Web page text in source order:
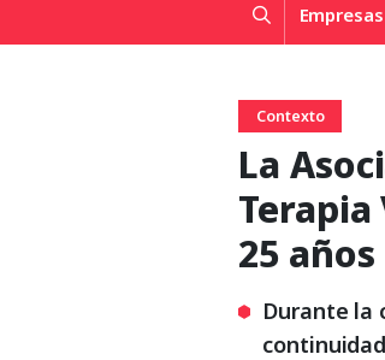
Empresas
Contexto
La
25 años
Durante la